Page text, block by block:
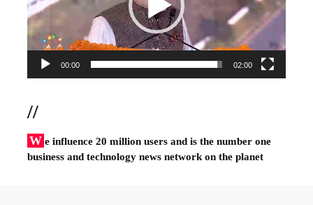
00:00 02:00
//
W e influence 20 million users and is the number one
business and technology news network on the planet